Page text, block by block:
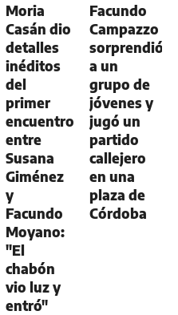
Moria
Casán dio
detalles
inéditos
del
primer
encuentro
entre
Susana
Giménez
y
Facundo
Moyano:
"El
chabón
vio luz y
entró"
Facundo
Campazzo
sorprendió
a un
grupo de
jóvenes y
jugó un
partido
callejero
en una
plaza de
Córdoba